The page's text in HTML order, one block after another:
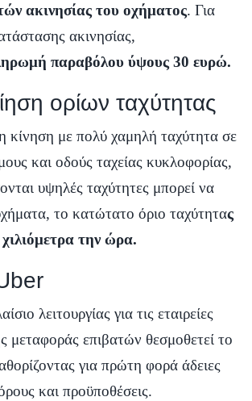
ακινησίας του οχήματος. Για
ακινησίας,
παραβόλου ύψους 30 ευρώ.
ορίων ταχύτητας
κίνηση με πολύ χαμηλή ταχύτητα σε
και οδούς ταχείας κυκλοφορίας,
υψηλές ταχύτητες μπορεί να
το κατώτατο όριο ταχύτητας
την ώρα.
λειτουργίας για τις εταιρείες
μεταφοράς επιβατών θεσμοθετεί το
για πρώτη φορά άδειες
και προϋποθέσεις.